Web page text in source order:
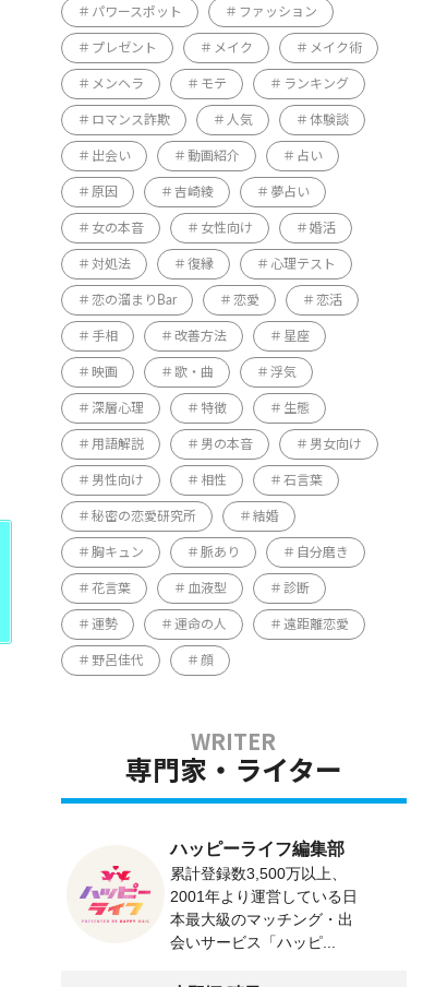
パワースポット ファッション
プレゼント メイク メイク術
メンヘラ モテ ランキング
ロマンス詐欺 人気 体験談
出会い 動画紹介 占い
原因 吉崎綾 夢占い
女の本音 女性向け 婚活
対処法 復縁 心理テスト
恋の溜まりBar 恋愛 恋活
手相 改善方法 星座
映画 歌・曲 浮気
深層心理 特徴 生態
用語解説 男の本音 男女向け
男性向け 相性 石言葉
秘密の恋愛研究所 結婚
胸キュン 脈あり 自分磨き
花言葉 血液型 診断
運勢 運命の人 遠距離恋愛
野呂佳代 顔
専門家・ライター
ハッピーライフ編集部
累計登録数3,500万以上、
2001年より運営している日
本最大級のマッチング・出
会いサービス「ハッピ...